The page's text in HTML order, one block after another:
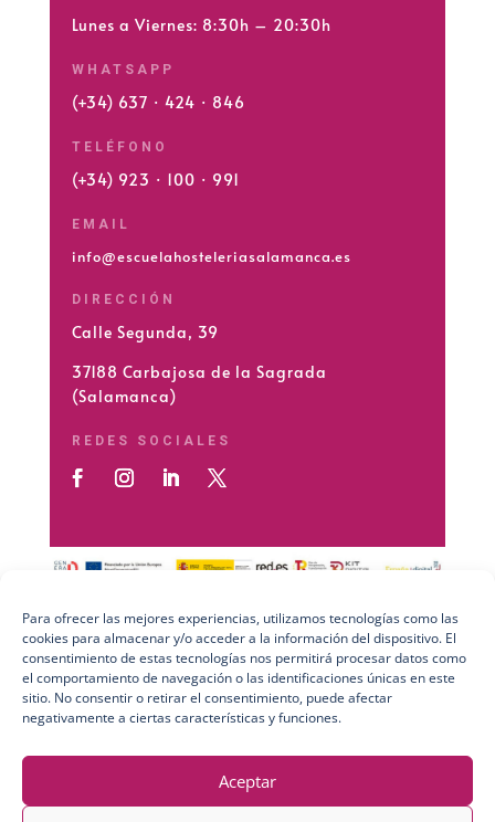
Para ofrecer las mejores experiencias, utilizamos tecnologías como las
cookies para almacenar y/o acceder a la información del dispositivo. El
consentimiento de estas tecnologías nos permitirá procesar datos como
el comportamiento de navegación o las identificaciones únicas en este
sitio. No consentir o retirar el consentimiento, puede afectar
negativamente a ciertas características y funciones.
Aceptar
Lunes a Viernes: 8:30h – 20:30h
WHATSAPP
(+34) 637 · 424 · 846
TELÉFONO
(+34) 923 · 100 · 991
EMAIL
info@escuelahosteleriasalamanca.es
DIRECCIÓN
Calle Segunda, 39
37188 Carbajosa de la Sagrada
(Salamanca)
REDES SOCIALES
Preguntas Frecuentes (FAQs)
Aviso Legal
Política de Privacidad
Política de Calidad